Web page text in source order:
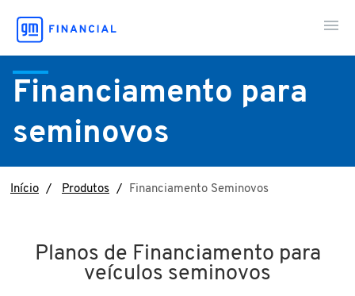
Fale Conosco
Minha Conta
Meu Consórcio
Financiamento para
seminovos
Início Produtos Financiamento Seminovos
Planos de Financiamento para
veículos seminovos